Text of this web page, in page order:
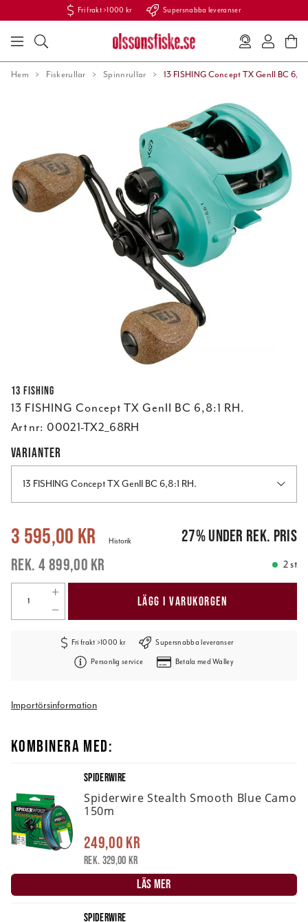
Fri frakt >1000 kr Supersnabba leveranser
Hem Fiskerullar Spinnrullar 13 FISHING Concept TX GenII BC
13 FISHING
13 FISHING Concept TX GenII BC 6,8:1 RH.
Art nr: 00021-TX2_68RH
VARIANTER
13 FISHING Concept TX GenII BC 6,8:1 RH.
Nuvarande pris: 3 595,00 kr 4 899,00 kr
3 595,00 kr
4 899,00 kr
Historik 27%under rek. pris
2 st
LÄGG I VARUKORGEN
Fri frakt >1000 kr Supersnabba leveranser
Personlig service Betala med Walley
Importörsinformation
KOMBINERA MED:
SPIDERWIRE
Spiderwire Stealth Smooth Blue Camo
150m
249,00 kr
Rek. 329,00 kr
LÄS MER
SPIDERWIRE